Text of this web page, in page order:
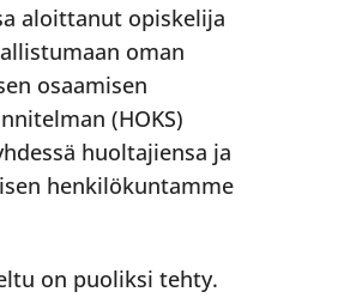
aloittanut opiskelija
oman
osaamisen
(HOKS)
huoltajiensa ja
henkilökuntamme
on puoliksi tehty.